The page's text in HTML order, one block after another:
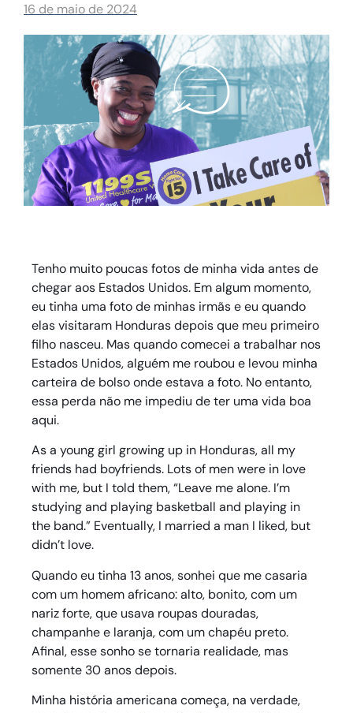
16 de maio de 2024
Tenho muito poucas fotos de minha vida antes de
chegar aos Estados Unidos. Em algum momento,
eu tinha uma foto de minhas irmãs e eu quando
elas visitaram Honduras depois que meu primeiro
filho nasceu. Mas quando comecei a trabalhar nos
Estados Unidos, alguém me roubou e levou minha
carteira de bolso onde estava a foto. No entanto,
essa perda não me impediu de ter uma vida boa
aqui.
As a young girl growing up in Honduras, all my
friends had boyfriends. Lots of men were in love
with me, but I told them, “Leave me alone. I’m
studying and playing basketball and playing in
the band.” Eventually, I married a man I liked, but
didn’t love.
Quando eu tinha 13 anos, sonhei que me casaria
com um homem africano: alto, bonito, com um
nariz forte, que usava roupas douradas,
champanhe e laranja, com um chapéu preto.
Afinal, esse sonho se tornaria realidade, mas
somente 30 anos depois.
Minha história americana começa, na verdade,